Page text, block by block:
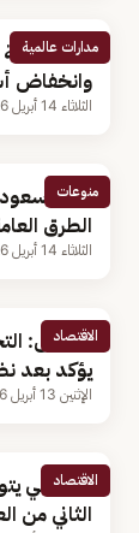
مدارات عالمية
وزير
وانخفاض
الثلاثاء 14 أبريل 2026
منوعات
ابتكار
الطرق
الثلاثاء 14 أبريل 2026
الاقتصاد
مختص:
يؤكد بعد
الإثنين 13 أبريل 2026
الاقتصاد
الثاني من